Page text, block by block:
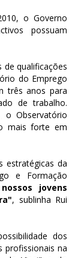
o Governo
possuam
de qualificações
do Emprego
três anos para
de trabalho.
Observatório
mais forte em
estratégicas da
e Formação
jovens
, sublinha Rui
dos
profissionais na